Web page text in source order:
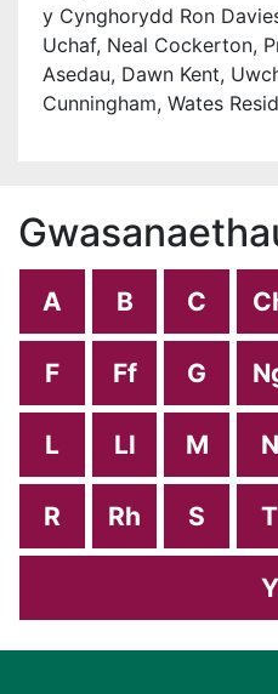
y Cynghorydd Ron
Uchaf, Neal Cockerton,
Asedau, Dawn Kent,
Cunningham, Wates
A B C
F Ff G
L Ll M N
R Rh S T
Y